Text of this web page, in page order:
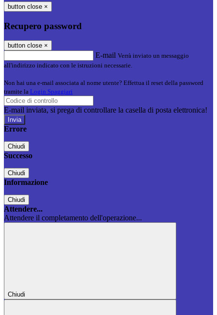
button close ×
Recupero password
button close ×
E-mail Verrà inviato un messaggio
all'indirizzo indicato con le istruzioni necessarie.
Non hai una e-mail associata al nome utente? Effettua il reset della password
tramite la Login Spaggiari
E-mail inviata, si prega di controllare la casella di posta elettronica!
Errore
Chiudi
Successo
Chiudi
Informazione
Chiudi
Attendere...
Attendere il completamento dell'operazione...
Chiudi